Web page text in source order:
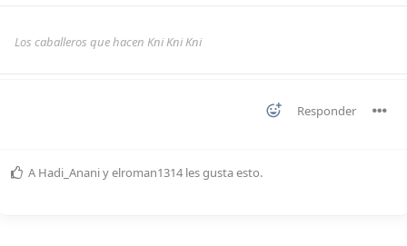
Los caballeros que hacen Kni Kni Kni
Responder
A Hadi_Ananiyelroman1314 les gusta esto.